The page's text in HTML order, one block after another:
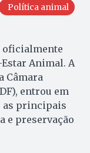
Política animal
oficialmente
Animal. A
Câmara
entrou em
as principais
e preservação